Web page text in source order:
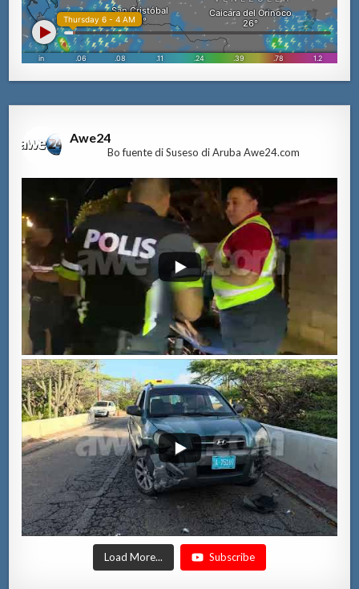
Awe24
Bo fuente di Suseso di Aruba Awe24.com
Load More... Subscribe